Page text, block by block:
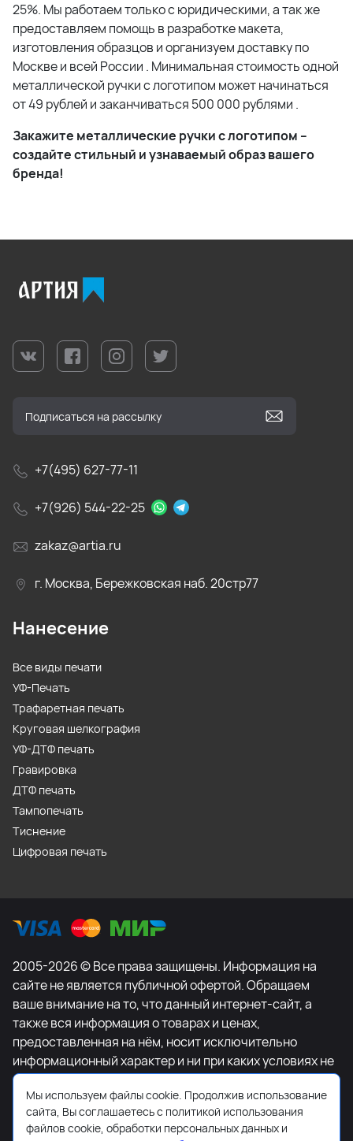
25%. Мы работаем только с юридическими, а так же
предоставляем помощь в разработке макета,
изготовления образцов и организуем доставку по
Москве и всей России . Минимальная стоимость одной
металлической ручки с логотипом может начинаться
от 49 рублей и заканчиваться 500 000 рублями .
Закажите металлические ручки с логотипом –
создайте стильный и узнаваемый образ вашего
бренда!
+7(495) 627-77-11
+7(926) 544-22-25
zakaz@artia.ru
г. Москва, Бережковская наб. 20стр77
Нанесение
Все виды печати
УФ-Печать
Трафаретная печать
Круговая шелкография
УФ-ДТФ печать
Гравировка
ДТФ печать
Тампопечать
Тиснение
Цифровая печать
2005-2026 © Все права защищены. Информация на
сайте не является публичной офертой. Обращаем
ваше внимание на то, что данный интернет-сайт, а
также вся информация о товарах и ценах,
предоставленная на нём, носит исключительно
информационный характер и ни при каких условиях не
является публичной офертой, определяемой
положениями Статьи 437 Гражданского кодекса
Российской Федерации. Для получения подробной
информации о наличии и стоимости указанных
Мы используем файлы cookie. Продолжив использование
сайта, Вы соглашаетесь с политикой использования
файлов cookie, обработки персональных данных и